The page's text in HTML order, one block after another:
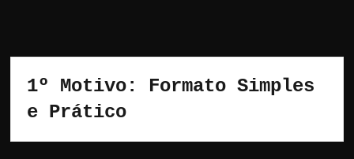
1º Motivo: Formato Simples
e Prático